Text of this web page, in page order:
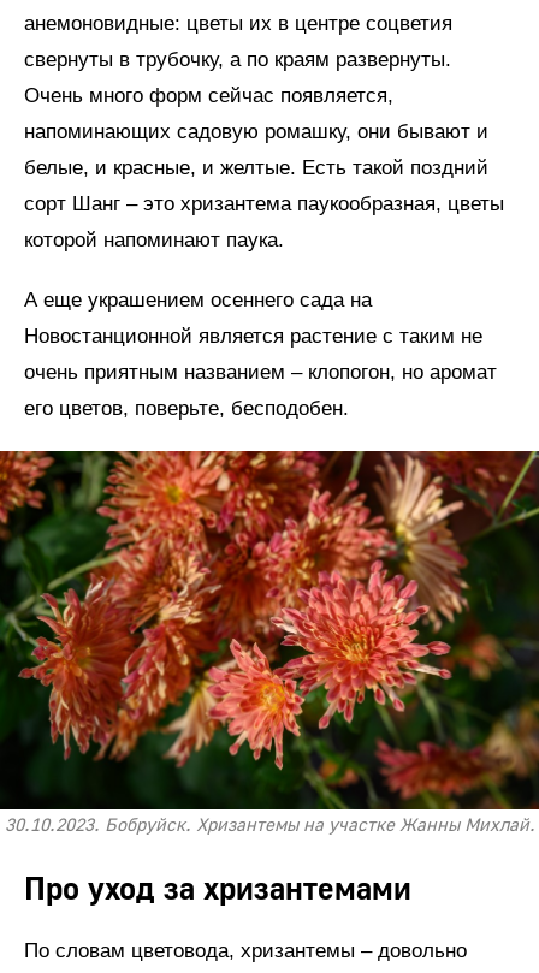
анемоновидные: цветы их в центре соцветия
свернуты в трубочку, а по краям развернуты.
Очень много форм сейчас появляется,
напоминающих садовую ромашку, они бывают и
белые, и красные, и желтые. Есть такой поздний
сорт Шанг – это хризантема паукообразная, цветы
которой напоминают паука.
А еще украшением осеннего сада на
Новостанционной является растение с таким не
очень приятным названием – клопогон, но аромат
его цветов, поверьте, бесподобен.
30.10.2023. Бобруйск. Хризантемы на участке Жанны Михлай.
Про уход за хризантемами
По словам цветовода, хризантемы – довольно